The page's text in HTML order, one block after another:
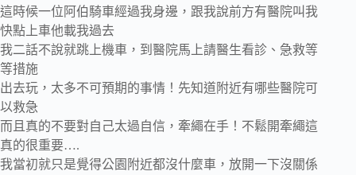
這時候一位阿伯騎車經過我身邊，跟我說前方有醫院叫我
快點上車他載我過去
我二話不說就跳上機車，到醫院馬上請醫生看診、急救等
等措施
出去玩，太多不可預期的事情！先知道附近有哪些醫院可
以救急
而且真的不要對自己太過自信，牽繩在手！不鬆開牽繩這
真的很重要….
我當初就只是覺得公園附近都沒什麼車，放開一下沒關係